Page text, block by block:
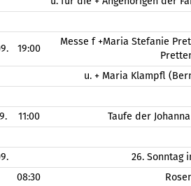
19:00
Messe f +Maria Stefanie
u. + Maria Klampfl
11:00 Taufe der
26. Sonntag
08:30